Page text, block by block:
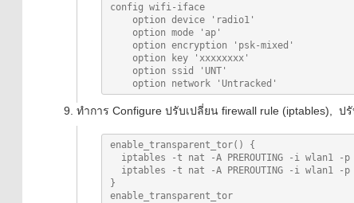
config wifi-iface
ทำการ Configure ปรับเปลี่ยน firewall rule (iptables), ป
enable_transparent_tor() {
}
enable_transparent_tor